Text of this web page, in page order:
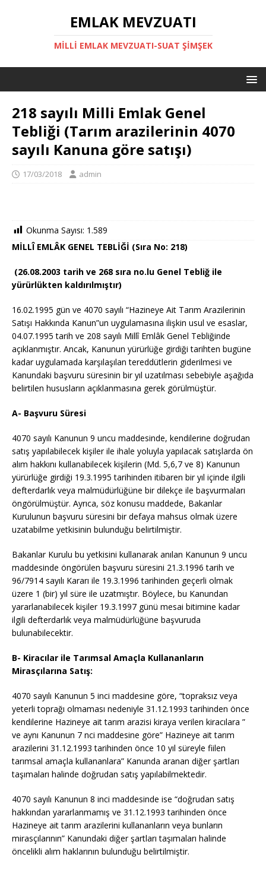
EMLAK MEVZUATI
MILLI EMLAK MEVZUATI-SUAT ŞİMŞEK
218 sayılı Milli Emlak Genel
Tebliği (Tarım arazilerinin 4070
sayılı Kanuna göre satışı)
17/03/2018 admin
Okunma Sayısı: 1.589
MİLLÎ EMLÂK GENEL TEBLİĞİ (Sıra No: 218)
(26.08.2003 tarih ve 268 sıra no.lu Genel Tebliğ ile
yürürlükten kaldırılmıştır)
16.02.1995 gün ve 4070 sayılı “Hazineye Ait Tarım Arazilerinin
Satışı Hakkında Kanun”un uygulamasına ilişkin usul ve esaslar,
04.07.1995 tarih ve 208 sayılı Millî Emlâk Genel Tebliğinde
açıklanmıştır. Ancak, Kanunun yürürlüğe girdiği tarihten bugüne
kadar uygulamada karşılaşılan tereddütlerin giderilmesi ve
Kanundaki başvuru süresinin bir yıl uzatılması sebebiyle aşağıda
belirtilen hususların açıklanmasına gerek görülmüştür.
A- Başvuru Süresi
4070 sayılı Kanunun 9 uncu maddesinde, kendilerine doğrudan
satış yapılabilecek kişiler ile ihale yoluyla yapılacak satışlarda ön
alım hakkını kullanabilecek kişilerin (Md. 5,6,7 ve 8) Kanunun
yürürlüğe girdiği 19.3.1995 tarihinden itibaren bir yıl içinde ilgili
defterdarlık veya malmüdürlüğüne bir dilekçe ile başvurmaları
öngörülmüştür. Ayrıca, söz konusu maddede, Bakanlar
Kurulunun başvuru süresini bir defaya mahsus olmak üzere
uzatabilme yetkisinin bulunduğu belirtilmiştir.
Bakanlar Kurulu bu yetkisini kullanarak anılan Kanunun 9 uncu
maddesinde öngörülen başvuru süresini 21.3.1996 tarih ve
96/7914 sayılı Kararı ile 19.3.1996 tarihinden geçerli olmak
üzere 1 (bir) yıl süre ile uzatmıştır. Böylece, bu Kanundan
yararlanabilecek kişiler 19.3.1997 günü mesai bitimine kadar
ilgili defterdarlık veya malmüdürlüğüne başvuruda
bulunabilecektir.
B- Kiracılar ile Tarımsal Amaçla Kullananların
Mirasçılarına Satış:
4070 sayılı Kanunun 5 inci maddesine göre, “topraksız veya
yeterli toprağı olmaması nedeniyle 31.12.1993 tarihinden önce
kendilerine Hazineye ait tarım arazisi kiraya verilen kiracılara ”
ve aynı Kanunun 7 nci maddesine göre” Hazineye ait tarım
arazilerini 31.12.1993 tarihinden önce 10 yıl süreyle fiilen
tarımsal amaçla kullananlara” Kanunda aranan diğer şartları
taşımaları halinde doğrudan satış yapılabilmektedir.
4070 sayılı Kanunun 8 inci maddesinde ise “doğrudan satış
hakkından yararlanmamış ve 31.12.1993 tarihinden önce
Hazineye ait tarım arazilerini kullananların veya bunların
mirasçılarının” Kanundaki diğer şartları taşımaları halinde
öncelikli alım haklarının bulunduğu belirtilmiştir.